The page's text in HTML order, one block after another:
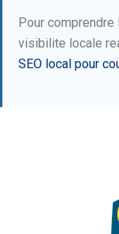
Pour
visibilite locale
SEO local pour